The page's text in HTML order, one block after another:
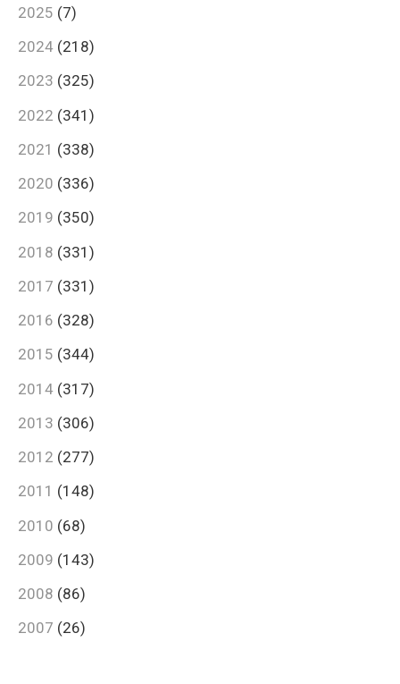
2025 (7)
2024 (218)
2023 (325)
2022 (341)
2021 (338)
2020 (336)
2019 (350)
2018 (331)
2017 (331)
2016 (328)
2015 (344)
2014 (317)
2013 (306)
2012 (277)
2011 (148)
2010 (68)
2009 (143)
2008 (86)
2007 (26)